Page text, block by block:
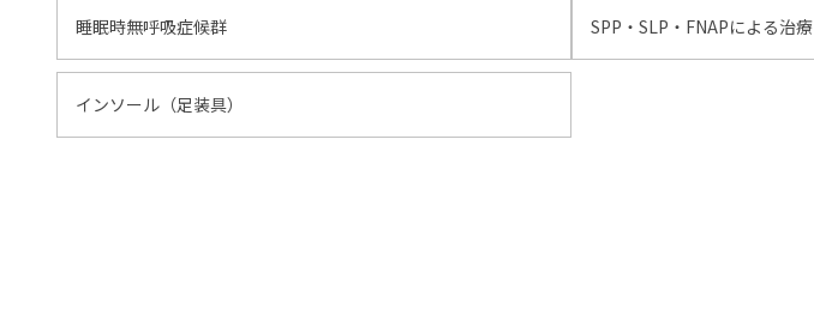
睡眠時無呼吸症候群 SPP・SLP・FNAPによる治療
インソール（足装具）